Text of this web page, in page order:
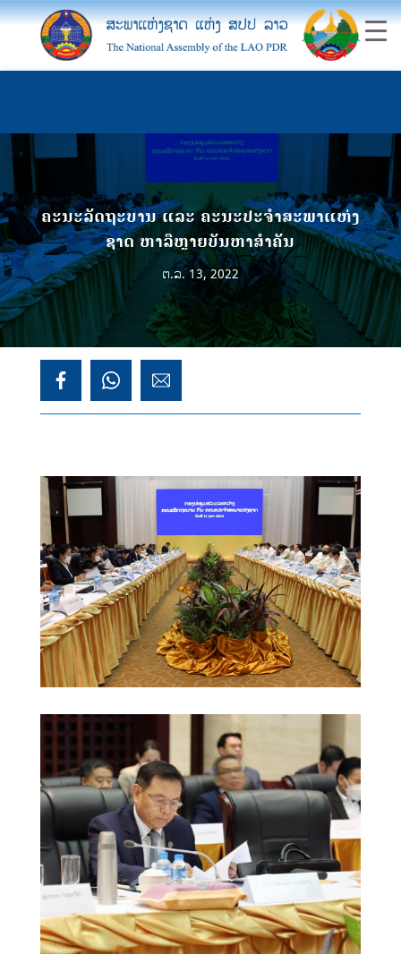
ຄະ​ນະ​ລັດ​ຖະ​ບານ ແລະ ຄະ​ນະ​ປະ​ຈຳ​ສະ​ພາ​ແຫ່ງ​
ຊາດ ຫາ​ລືຫຼາຍ​ບັນ​ຫາ​ສຳ​ຄັນ
ຕ.ລ. 13, 2022